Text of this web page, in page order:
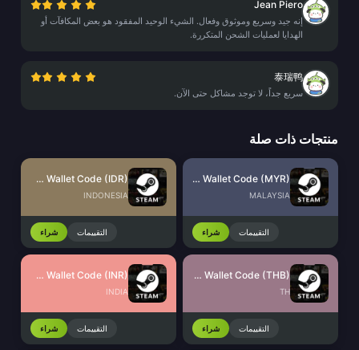
Jean Piero
إنه جيد وسريع وموثوق وفعال. الشيء الوحيد المفقود هو بعض المكافآت أو
الهدايا لعمليات الشحن المتكررة.
泰瑞鸭
سريع جداً، لا توجد مشاكل حتى الآن.
منتجات ذات صلة
Steam Wallet Code (MYR)
MALAYSIA
التقييمات شراء
Steam Wallet Code (IDR)
INDONESIA
التقييمات شراء
Steam Wallet Code (THB)
TH
التقييمات شراء
Steam Wallet Code (INR)
INDIA
التقييمات شراء